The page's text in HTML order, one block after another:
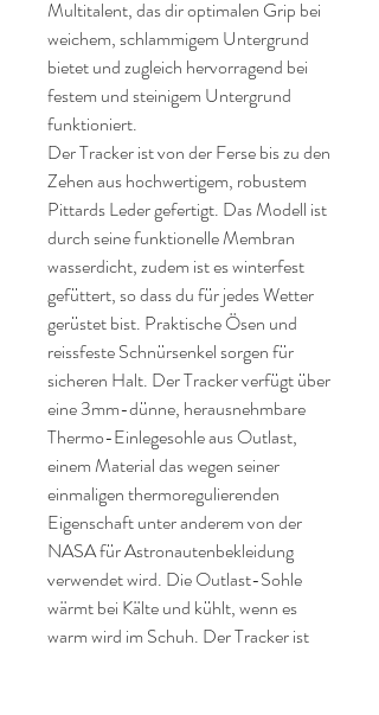
Multitalent, das dir optimalen Grip bei
weichem, schlammigem Untergrund
bietet und zugleich hervorragend bei
festem und steinigem Untergrund
funktioniert.
Der Tracker ist von der Ferse bis zu den
Zehen aus hochwertigem, robustem
Pittards Leder gefertigt. Das Modell ist
durch seine funktionelle Membran
wasserdicht, zudem ist es winterfest
gefüttert, so dass du für jedes Wetter
gerüstet bist. Praktische Ösen und
reissfeste Schnürsenkel sorgen für
sicheren Halt. Der Tracker verfügt über
eine 3mm-dünne, herausnehmbare
Thermo-Einlegesohle aus Outlast,
einem Material das wegen seiner
einmaligen thermoregulierenden
Eigenschaft unter anderem von der
NASA für Astronautenbekleidung
verwendet wird. Die Outlast-Sohle
wärmt bei Kälte und kühlt, wenn es
warm wird im Schuh. Der Tracker ist